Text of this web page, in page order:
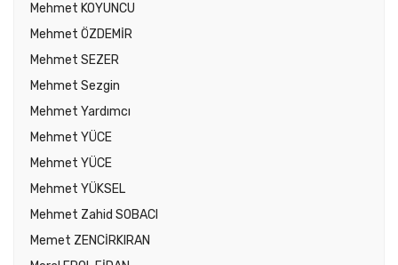
Mehmet KOYUNCU
Mehmet ÖZDEMİR
Mehmet SEZER
Mehmet Sezgin
Mehmet Yardımcı
Mehmet YÜCE
Mehmet YÜCE
Mehmet YÜKSEL
Mehmet Zahid SOBACI
Memet ZENCİRKIRAN